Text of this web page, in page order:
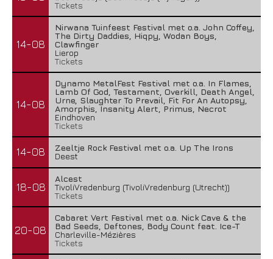
Tickets
14-08
Nirwana Tuinfeest Festival met o.a. John Coffey,
The Dirty Daddies, Hiqpy, Wodan Boys,
Clawfinger
Lierop
Tickets
14-08
Dynamo MetalFest Festival met o.a. In Flames,
Lamb Of God, Testament, Overkill, Death Angel,
Urne, Slaughter To Prevail, Fit For An Autopsy,
Amorphis, Insanity Alert, Primus, Necrot
Eindhoven
Tickets
14-08
Zeeltje Rock Festival met o.a. Up The Irons
Deest
18-08
Alcest
TivoliVredenburg (TivoliVredenburg (Utrecht))
Tickets
20-08
Cabaret Vert Festival met o.a. Nick Cave & the
Bad Seeds, Deftones, Body Count feat. Ice-T
Charleville-Mézières
Tickets